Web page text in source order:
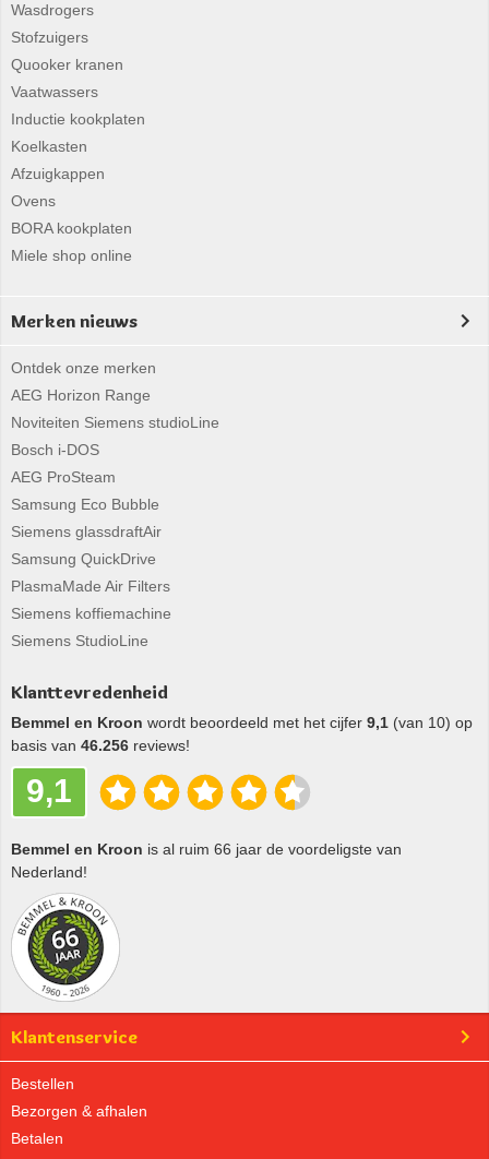
Wasdrogers
Stofzuigers
Quooker kranen
Vaatwassers
Inductie kookplaten
Koelkasten
Afzuigkappen
Ovens
BORA kookplaten
Miele shop online
Merken nieuws
Ontdek onze merken
AEG Horizon Range
Noviteiten Siemens studioLine
Bosch i-DOS
AEG ProSteam
Samsung Eco Bubble
Siemens glassdraftAir
Samsung QuickDrive
PlasmaMade Air Filters
Siemens koffiemachine
Siemens StudioLine
Klanttevredenheid
Bemmel en Kroon wordt beoordeeld met het cijfer 9,1 (van 10) op
basis van 46.256 reviews!
9,1
Bemmel en Kroon is al ruim 66 jaar de voordeligste van
Nederland!
Klantenservice
Bestellen
Bezorgen & afhalen
Betalen